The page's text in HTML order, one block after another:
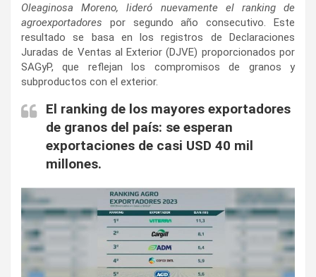
Oleaginosa Moreno, lideró nuevamente el ranking de
agroexportadores por segundo año consecutivo. Este
resultado se basa en los registros de Declaraciones
Juradas de Ventas al Exterior (DJVE) proporcionados por
SAGyP, que reflejan los compromisos de granos y
subproductos con el exterior.
El ranking de los mayores exportadores
de granos del país: se esperan
exportaciones de casi USD 40 mil
millones.